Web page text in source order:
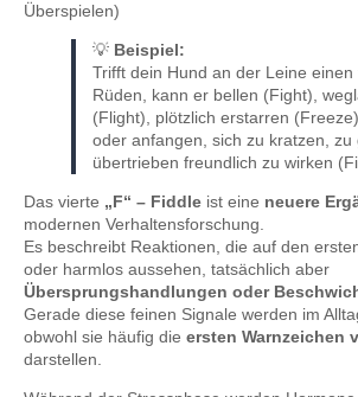
Überspielen)
💡 Beispiel:
Trifft dein Hund an der Leine einen
Rüden, kann er bellen (Fight),
(Flight), plötzlich erstarren
oder anfangen, sich zu kratzen, zu
übertrieben freundlich zu wirken
Das vierte „F“ – Fiddle ist eine neuere
modernen Verhaltensforschung.
Es beschreibt Reaktionen, die auf den
oder harmlos aussehen, tatsächlich aber
Übersprungshandlungen oder
Gerade diese feinen Signale werden im
obwohl sie häufig die ersten Warnzeichen
darstellen.